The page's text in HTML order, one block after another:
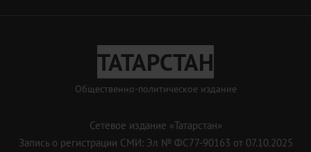
ТАТАРСТАН
Общественно-политическое издание
Сетевое издание «Татарстан»
Запись о регистрации СМИ: Эл № ФС77-90163 от 07.10.2025